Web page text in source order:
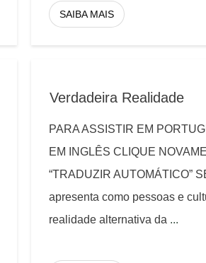
SAIBA MAIS
Verdadeira Realidade
PARA ASSISTIR EM
EM INGLÊS CLIQUE
“TRADUZIR AUTOMÁTICO”
apresenta como pessoas e
realidade alternativa da ...